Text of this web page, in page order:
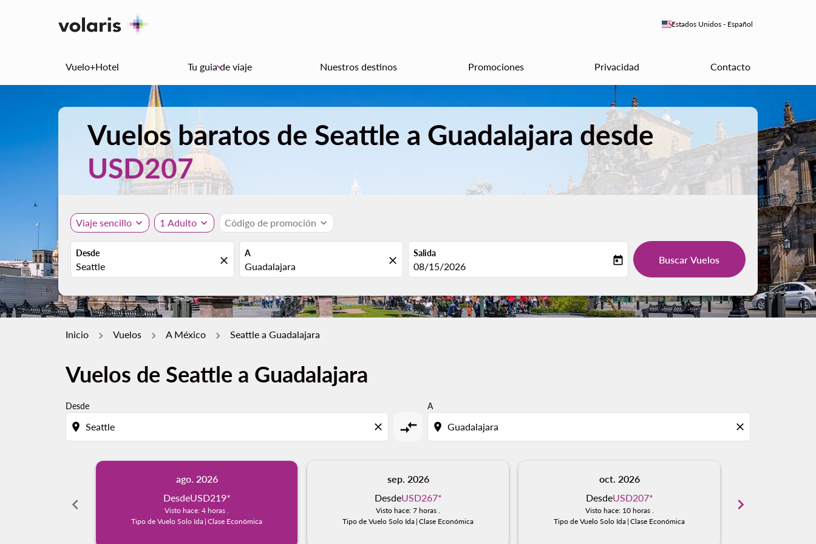
Estados Unidos - Español
keyboard_arrow_down
Vuelo+Hotel Tu guia de viaje
keyboard_arrow_down Nuestros destinos Promociones Privacidad Contacto
Vuelos baratos de Seattle a Guadalajara desde
USD207
Viaje sencillo expand_more 1 Adulto expand_more Código de promoción expand_more
Desde
close
A
close
Salida
fc-booking-departure-date-aria-label
08/15/2026 today Buscar Vuelos
Inicio Vuelos A México Seattle a Guadalajara
Vuelos de Seattle a Guadalajara
Desde
location_on close compare_arrows
A
location_on close
chevron_left
ago. 2026
DesdeUSD219*
Visto hace: 4 horas .
Tipo de Vuelo Solo Ida | Clase Económica
sep. 2026
DesdeUSD267*
Visto hace: 7 horas .
Tipo de Vuelo Solo Ida | Clase Económica
oct. 2026
DesdeUSD207*
Visto hace: 10 horas .
Tipo de Vuelo Solo Ida | Clase Económica
chevron_right